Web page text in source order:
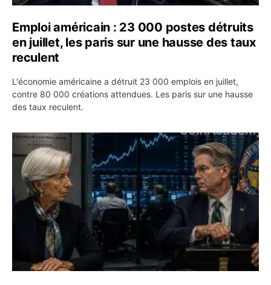
Emploi américain : 23 000 postes détruits
en juillet, les paris sur une hausse des taux
reculent
L'économie américaine a détruit 23 000 emplois en juillet,
contre 80 000 créations attendues. Les paris sur une hausse
des taux reculent.
Yen : Washington a vendu des euros sans prévenir la